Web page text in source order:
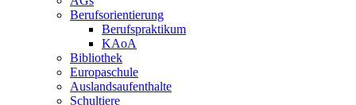
Berufsorientierung
Berufspraktikum
KAoA
Bibliothek
Europaschule
Auslandsaufenthalte
Schultiere